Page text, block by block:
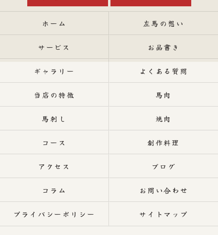
ホーム 左馬の想い
サービス お品書き
ギャラリー よくある質問
当店の特徴 馬肉
馬刺し 焼肉
コース 創作料理
アクセス ブログ
コラム お問い合わせ
プライバシーポリシー サイトマップ